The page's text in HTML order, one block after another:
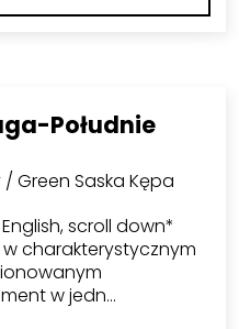
Południe
/ Green Saska Kępa
English, scroll down*
charakterystycznym
w jedn…